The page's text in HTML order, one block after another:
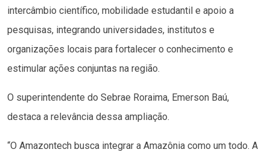
intercâmbio científico, mobilidade estudantil e apoio a
pesquisas, integrando universidades, institutos e
organizações locais para fortalecer o conhecimento e
estimular ações conjuntas na região.
O superintendente do Sebrae Roraima, Emerson Baú,
destaca a relevância dessa ampliação.
“O Amazontech busca integrar a Amazônia como um todo. A